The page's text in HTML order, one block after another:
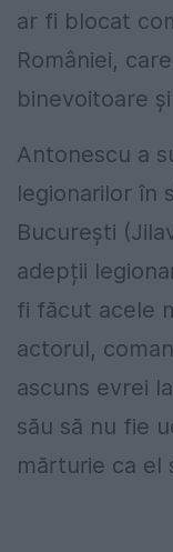
ar fi blocat
României,
binevoitoare
Antonescu a
legionarilor în
București
adepții
fi făcut acele
actorul,
ascuns evrei
său să nu fie
mărturie ca el